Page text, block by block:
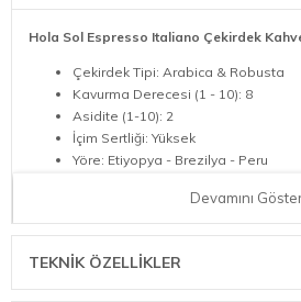
Hola Sol Espresso Italiano Çekirdek
Çekirdek Tipi: Arabica & Robusta
Kavurma Derecesi (1 - 10): 8
Asidite (1-10): 2
İçim Sertliği: Yüksek
Yöre: Etiyopya - Brezilya - Peru
Devamını
TEKNIK ÖZELLIKLER